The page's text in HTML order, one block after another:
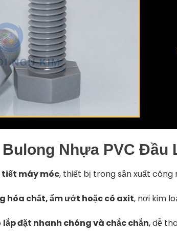
Nhựa PVC Đầu
tiết máy móc, thiết bị trong sản xuất công
hóa chất, ẩm ướt hoặc có axit, nơi kim
lắp đặt nhanh chóng và chắc chắn, dễ